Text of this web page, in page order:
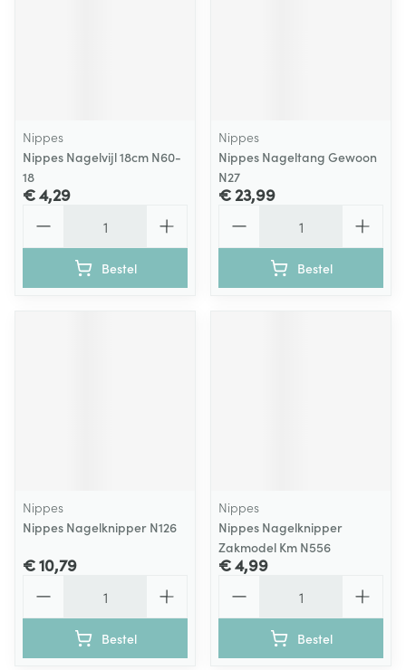
Nippes
Nippes Nagelvijl 18cm N60-
18
€ 4,29
Bestel
Nippes
Nippes Nageltang Gewoon
N27
€ 23,99
Bestel
Nippes
Nippes Nagelknipper N126
€ 10,79
Bestel
Nippes
Nippes Nagelknipper
Zakmodel Km N556
€ 4,99
Bestel